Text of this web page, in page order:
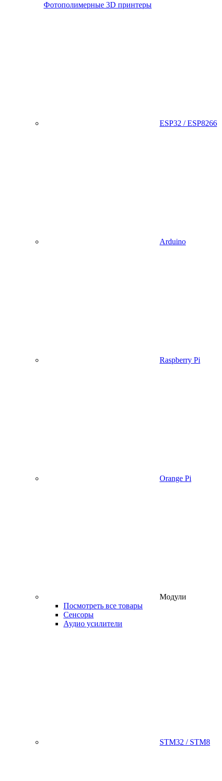
Фотополимерные 3D принтеры
ESP32 / ESP8266
Arduino
Raspberry Pi
Orange Pi
Модули
Посмотреть все товары
Сенсоры
Аудио усилители
STM32 / STM8